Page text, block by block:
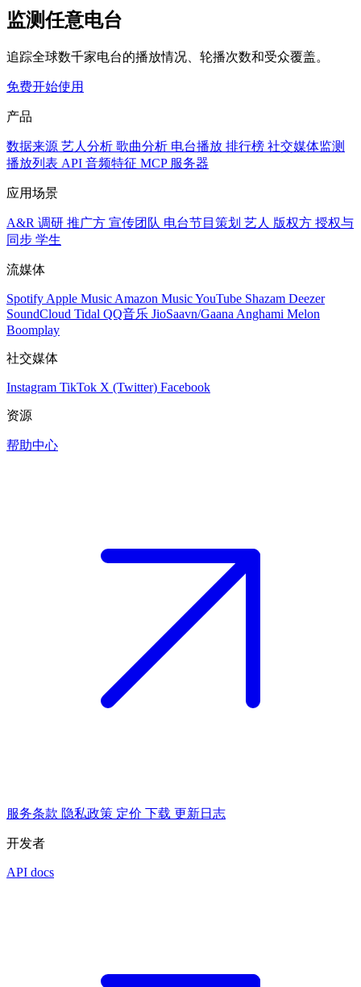
监测任意电台
追踪全球数千家电台的播放情况、轮播次数和受众覆盖。
免费开始使用
产品
数据来源 艺人分析 歌曲分析 电台播放 排行榜 社交媒体监测
播放列表 API 音频特征 MCP 服务器
应用场景
A&R 调研 推广方 宣传团队 电台节目策划 艺人 版权方 授权与
同步 学生
流媒体
Spotify Apple Music Amazon MusicYouTube Shazam Deezer
SoundCloud Tidal QQ音乐 JioSaavn/Gaana Anghami Melon
Boomplay
社交媒体
Instagram TikTok X (Twitter) Facebook
资源
帮助中心
服务条款 隐私政策 定价 下载 更新日志
开发者
API docs